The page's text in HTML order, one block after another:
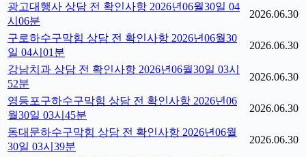
광고대행사 상담 전 확인사항 2026년06월30일 04
시06분
2026.06.30
구로하수구막힘 상담 전 확인사항 2026년06월30
일 04시01분
2026.06.30
강남치과 상담 전 확인사항 2026년06월30일 03시
52분
2026.06.30
영등포구하수구막힘 상담 전 확인사항 2026년06
월30일 03시45분
2026.06.30
동대문하수구막힘 상담 전 확인사항 2026년06월
30일 03시39분
2026.06.30